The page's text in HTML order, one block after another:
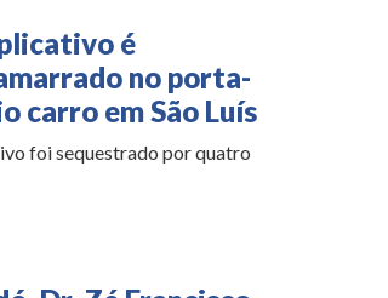
é
no porta-
carro em São Luís
foi sequestrado por quatro